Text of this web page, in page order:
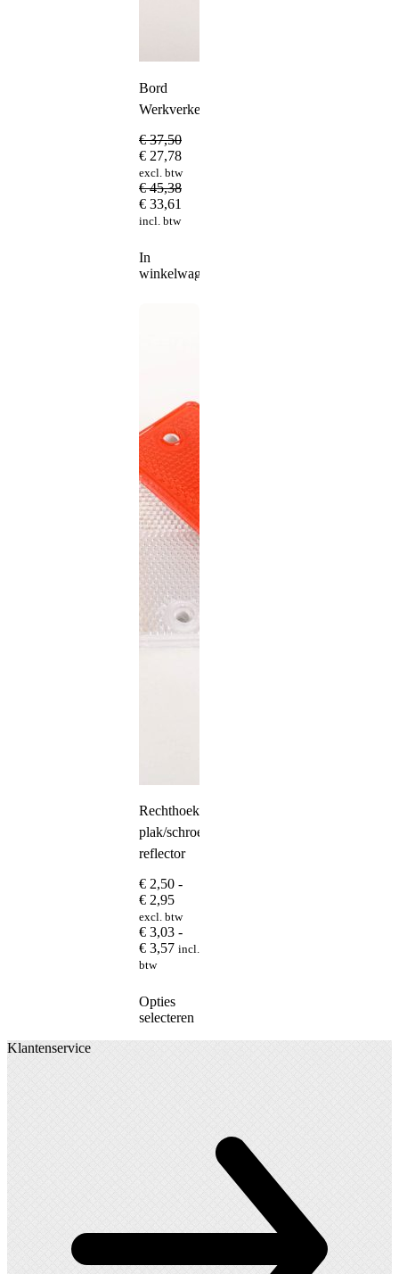
Bord
Werkverkeer
€37,50
€ 27,78
excl. btw
€45,38
€ 33,61
incl. btw
In
winkelwagen
Rechthoekige
plak/schroef
reflector
€ 2,50 -
€ 2,95Prijsklasse:
€ 2,50
tot
€ 2,95
excl. btw
€ 3,03 -
€ 3,57Prijsklasse:
€ 3,57
incl.
btw
Opties
selecteren
worden
productpagina
Klantenservice